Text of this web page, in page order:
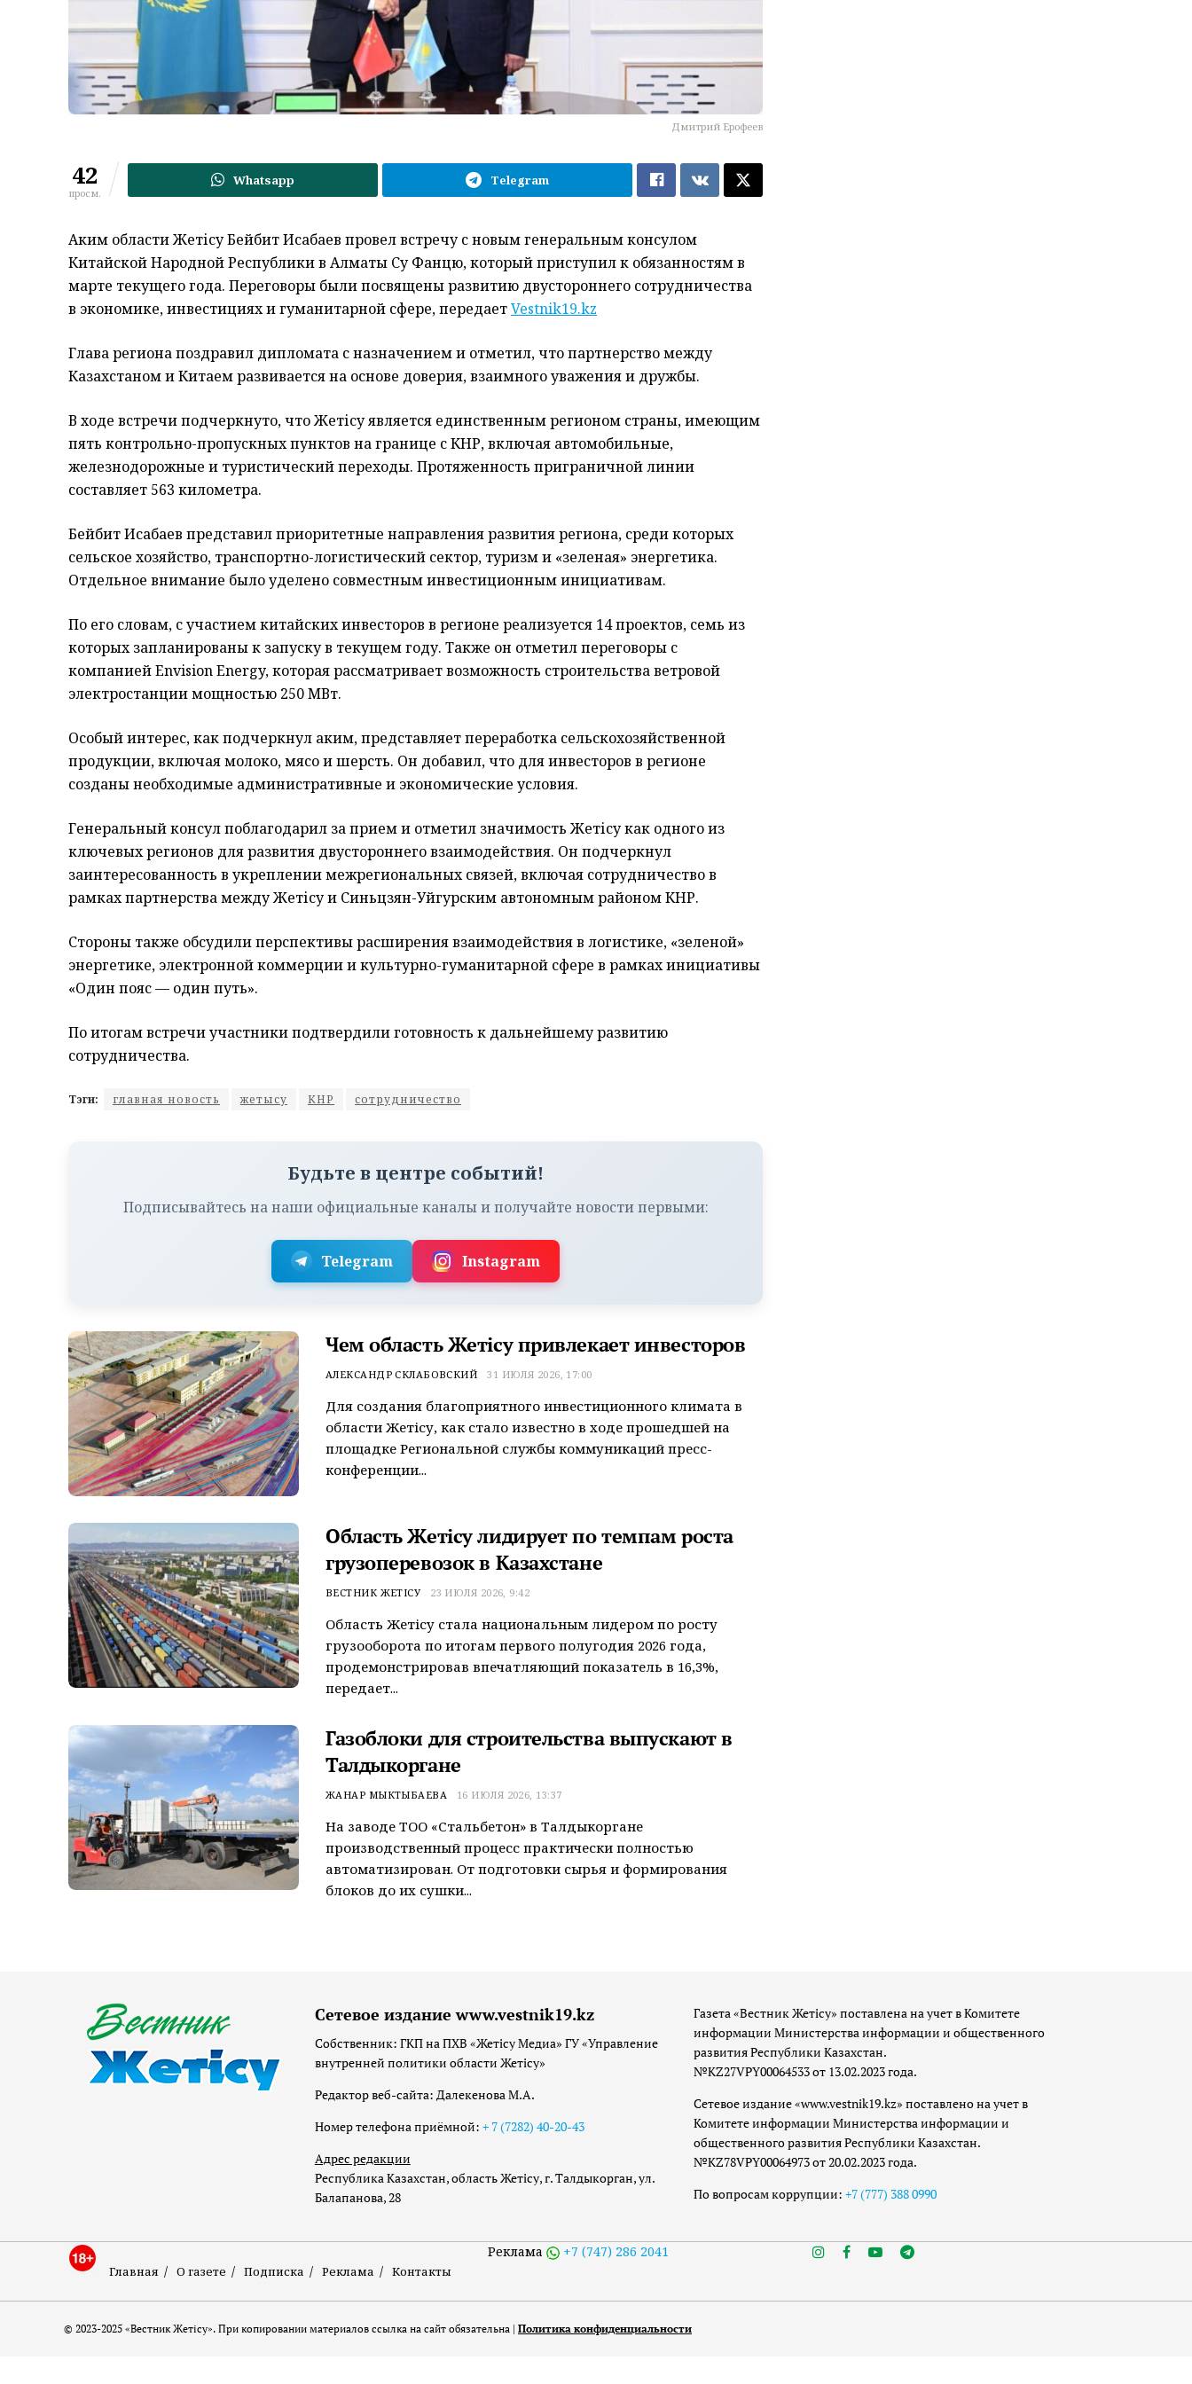
Дмитрий Ерофеев
42
просм.
Whatsapp Telegram
Аким области Жетісу Бейбит Исабаев провел встречу с новым генеральным консулом
Китайской Народной Республики в Алматы Су Фанцю, который приступил к обязанностям в
марте текущего года. Переговоры были посвящены развитию двустороннего сотрудничества
в экономике, инвестициях и гуманитарной сфере, передаетVestnik19.kz
Глава региона поздравил дипломата с назначением и отметил, что партнерство между
Казахстаном и Китаем развивается на основе доверия, взаимного уважения и дружбы.
В ходе встречи подчеркнуто, что Жетісу является единственным регионом страны, имеющим
пять контрольно-пропускных пунктов на границе с КНР, включая автомобильные,
железнодорожные и туристический переходы. Протяженность приграничной линии
составляет 563 километра.
Бейбит Исабаев представил приоритетные направления развития региона, среди которых
сельское хозяйство, транспортно-логистический сектор, туризм и «зеленая» энергетика.
Отдельное внимание было уделено совместным инвестиционным инициативам.
По его словам, с участием китайских инвесторов в регионе реализуется 14 проектов, семь из
которых запланированы к запуску в текущем году. Также он отметил переговоры с
компанией Envision Energy, которая рассматривает возможность строительства ветровой
электростанции мощностью 250 МВт.
Особый интерес, как подчеркнул аким, представляет переработка сельскохозяйственной
продукции, включая молоко, мясо и шерсть. Он добавил, что для инвесторов в регионе
созданы необходимые административные и экономические условия.
Генеральный консул поблагодарил за прием и отметил значимость Жетісу как одного из
ключевых регионов для развития двустороннего взаимодействия. Он подчеркнул
заинтересованность в укреплении межрегиональных связей, включая сотрудничество в
рамках партнерства между Жетісу и Синьцзян-Уйгурским автономным районом КНР.
Стороны также обсудили перспективы расширения взаимодействия в логистике, «зеленой»
энергетике, электронной коммерции и культурно-гуманитарной сфере в рамках инициативы
«Один пояс — один путь».
По итогам встречи участники подтвердили готовность к дальнейшему развитию
сотрудничества.
Тэги: главная новость жетысу КНР сотрудничество
Будьте в центре событий!
Подписывайтесь на наши официальные каналы и получайте новости первыми:
Telegram Instagram
Чем область Жетісу привлекает инвесторов
АЛЕКСАНДР СКЛАБОВСКИЙ 31 ИЮЛЯ 2026, 17:00
Для создания благоприятного инвестиционного климата в
области Жетісу, как стало известно в ходе прошедшей на
площадке Региональной службы коммуникаций пресс-
конференции...
Область Жетісу лидирует по темпам роста
грузоперевозок в Казахстане
ВЕСТНИК ЖЕТІСУ 23 ИЮЛЯ 2026, 9:42
Область Жетісу стала национальным лидером по росту
грузооборота по итогам первого полугодия 2026 года,
продемонстрировав впечатляющий показатель в 16,3%,
передает...
Газоблоки для строительства выпускают в
Талдыкоргане
ЖАНАР МЫКТЫБАЕВА 16 ИЮЛЯ 2026, 13:37
На заводе ТОО «Стальбетон» в Талдыкоргане
производственный процесс практически полностью
автоматизирован. От подготовки сырья и формирования
блоков до их сушки...
Сетевое издание www.vestnik19.kz
Собственник: ГКП на ПХВ «Жетісу Медиа» ГУ «Управление
внутренней политики области Жетісу»
Редактор веб-сайта: Далекенова М.А.
Номер телефона приёмной: + 7 (7282) 40-20-43
Адрес редакции
Республика Казахстан, область Жетісу, г. Талдыкорган, ул.
Балапанова, 28
Газета «Вестник Жетісу» поставлена на учет в Комитете
информации Министерства информации и общественного
развития Республики Казахстан.
№KZ27VPY00064533 от 13.02.2023 года.
Сетевое издание «www.vestnik19.kz» поставлено на учет в
Комитете информации Министерства информации и
общественного развития Республики Казахстан.
№KZ78VPY00064973 от 20.02.2023 года.
По вопросам коррупции: +7 (777) 388 0990
Главная О газете Подписка Реклама Контакты
Реклама +7 (747) 286 2041
© 2023-2025 «Вестник Жетісу». При копировании материалов ссылка на сайт обязательна | Политика конфиденциальности